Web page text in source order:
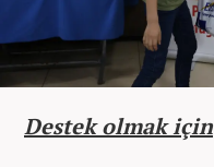
Destek olmak için